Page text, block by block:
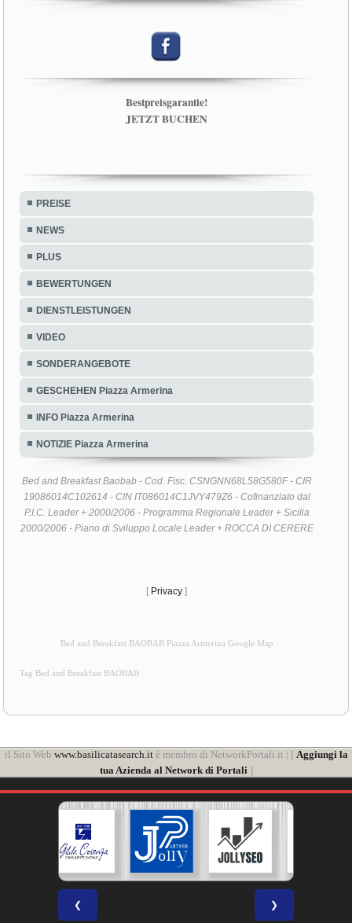
Bestpreisgarantie!
JETZT BUCHEN
PREISE
NEWS
PLUS
BEWERTUNGEN
DIENSTLEISTUNGEN
VIDEO
SONDERANGEBOTE
GESCHEHEN Piazza Armerina
INFO Piazza Armerina
NOTIZIE Piazza Armerina
Bed and Breakfast Baobab - Cod. Fisc. CSNGNN68L58G580F - CIR
19086014C102614 - CIN IT086014C1JVY479Z6 - Cofinanziato dal
P.I.C. Leader + 2000/2006 - Programma Regionale Leader + Sicilia
2000/2006 - Piano di Sviluppo Locale Leader + ROCCA DI CERERE
[ Privacy ]
Bed and Breakfast BAOBAB Piazza Armerina Google Map
Tag Bed and Breakfast BAOBAB
il Sito Web www.basilicatasearch.itè membro di NetworkPortali.it | [ Aggiungi la
tua Azienda al Network di Portali ]
❮ ❯